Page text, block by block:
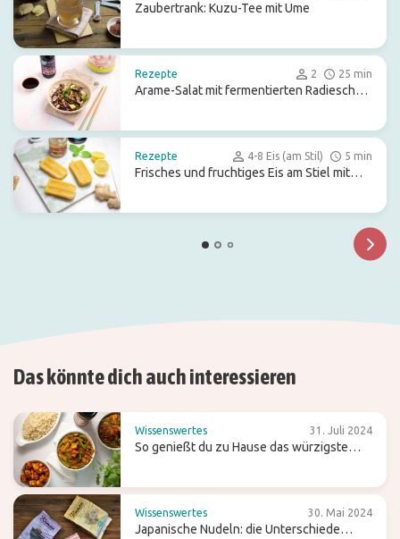
Zaubertrank: Kuzu-Tee mit Ume
Rezepte 2 25 min
Arame-Salat mit fermentierten Radieschen
Rezepte 4-8 Eis (am Stil) 5 min
Frisches und fruchtiges Eis am Stiel mit
Das könnte dich auch interessieren
Wissenswertes 31. Juli 2024
So genießt du zu Hause das würzigste
Wissenswertes 30. Mai 2024
Japanische Nudeln: die Unterschiede